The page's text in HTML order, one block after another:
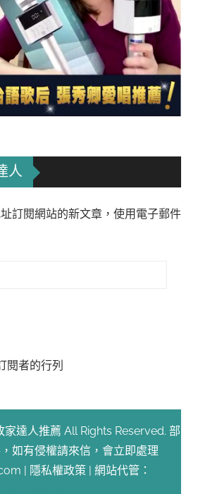
人
訂閱網站的新文章，使用電子郵件
閱者的行列
達人推薦 All Rights Reserved. 部
如有侵權請來信，會立即處理
| 隱私權政策 | 網站代管：